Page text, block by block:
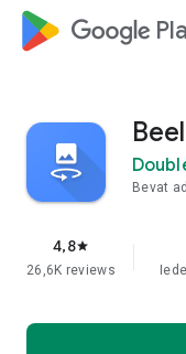
google_logo
Bevat
4,8star
26,6K reviews